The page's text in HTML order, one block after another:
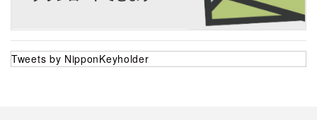
Tweets by NipponKeyholder